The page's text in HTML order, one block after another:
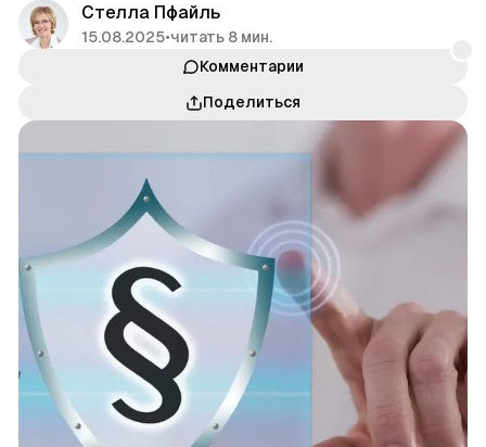
Стелла Пфайль
15.08.2025•читать 8 мин.
Комментарии
Поделиться